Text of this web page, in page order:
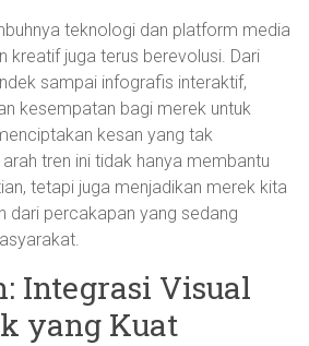
teknologi dan platform media
kreatif juga terus berevolusi. Dari
sampai infografis interaktif,
kesempatan bagi merek untuk
kesan yang tak
tren ini tidak hanya membantu
tetapi juga menjadikan merek kita
dari percakapan yang sedang
Integrasi Visual
yang Kuat